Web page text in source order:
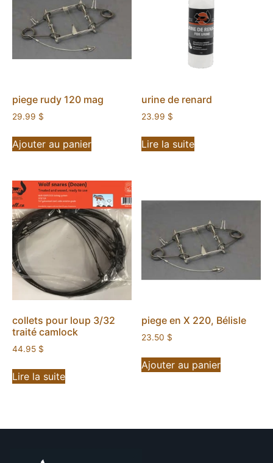
piege rudy 120 mag
29.99 $
Ajouter au panier
urine de renard
23.99 $
Lire la suite
collets pour loup 3/32
traité camlock
44.95 $
Lire la suite
piege en X 220, Bélisle
23.50 $
Ajouter au panier